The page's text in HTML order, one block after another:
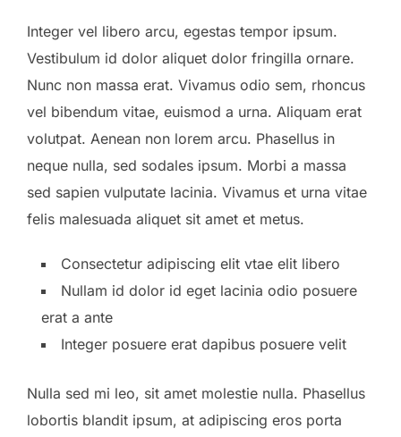
Integer vel libero arcu, egestas tempor ipsum.
Vestibulum id dolor aliquet dolor fringilla ornare.
Nunc non massa erat. Vivamus odio sem, rhoncus
vel bibendum vitae, euismod a urna. Aliquam erat
volutpat. Aenean non lorem arcu. Phasellus in
neque nulla, sed sodales ipsum. Morbi a massa
sed sapien vulputate lacinia. Vivamus et urna vitae
felis malesuada aliquet sit amet et metus.
Consectetur adipiscing elit vtae elit libero
Nullam id dolor id eget lacinia odio posuere
erat a ante
Integer posuere erat dapibus posuere velit
Nulla sed mi leo, sit amet molestie nulla. Phasellus
lobortis blandit ipsum, at adipiscing eros porta